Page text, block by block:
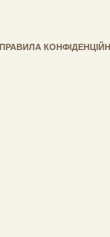
ПРАВИЛА